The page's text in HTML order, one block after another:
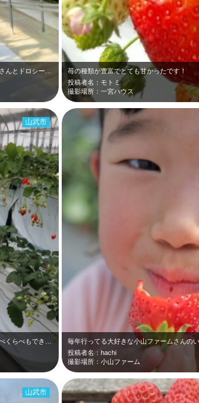
苺の種類が豊富でとても甘かったです！
投稿者名：モトミ
撮影場所：一宮ハウス
山武市
毎年行ってる大好きな小山ファームさんの
投稿者名：hachi
撮影場所：小山ファーム
山武市